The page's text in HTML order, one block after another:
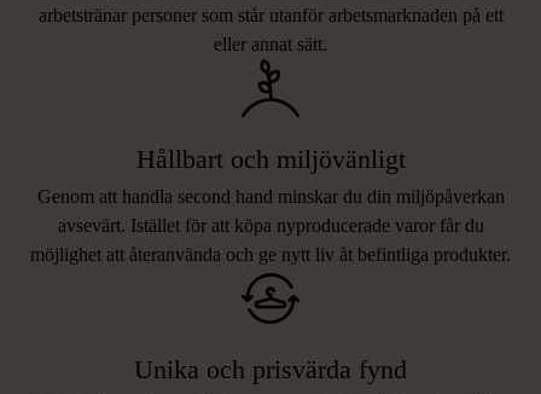
arbetstränar personer som står utanför arbetsmarknaden på ett
eller annat sätt.
Hållbart och miljövänligt
Genom att handla second hand minskar du din miljöpåverkan
avsevärt. Istället för att köpa nyproducerade varor får du
möjlighet att återanvända och ge nytt liv åt befintliga produkter.
Unika och prisvärda fynd